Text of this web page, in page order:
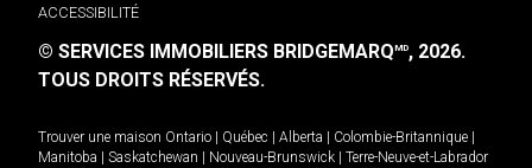
ACCESSIBILITÉ
© SERVICES IMMOBILIERS BRIDGEMARQMD, 2026.
TOUS DROITS RÉSERVÉS.
Trouver une maison Ontario Québec Alberta Colombie-Britannique
Manitoba
Saskatchewan Nouveau-Brunswick
Terre-Neuve-et-Labrador